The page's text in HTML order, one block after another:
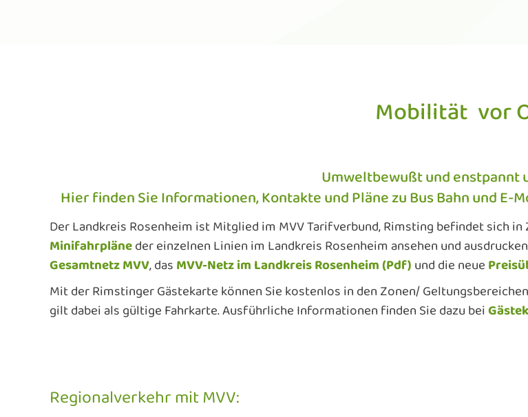
Mobilität vor
Umweltbewußt und enstpannt
Hier finden Sie Informationen, Kontakte und Pläne zu Bus Bahn und
Der Landkreis Rosenheim ist Mitglied im MVV Tarifverbund, Rimsting befindet sich
Minifahrpläneder einzelnen Linien im Landkreis Rosenheim ansehen und
Gesamtnetz MVV, das MVV-Netz im Landkreis Rosenheim (Pdf) und die neue
Mit der Rimstinger Gästekarte können Sie kostenlos in den Zonen/
gilt dabei als gültige Fahrkarte. Ausführliche Informationen finden Sie dazu bei
Regionalverkehr mit MVV: